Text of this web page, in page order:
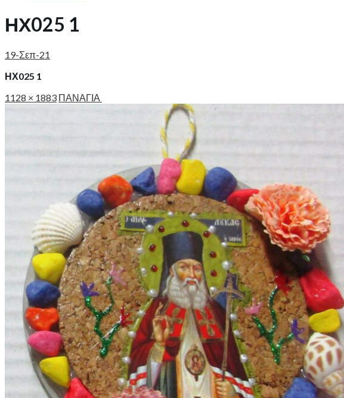
ΗΧ025 1
19-Σεπ-21
ΗΧ025 1
1128 × 1883 ΠΑΝΑΓΙΑ